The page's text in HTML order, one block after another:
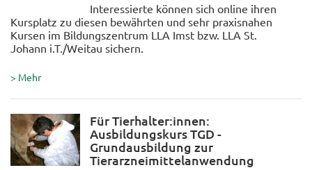
Interessierte können sich online ihren
Kursplatz zu diesen bewährten und sehr praxisnahen
Kursen im Bildungszentrum LLA Imst bzw. LLA St.
Johann i.T./Weitau sichern.
> Mehr
Für Tierhalter:innen:
Ausbildungskurs TGD -
Grundausbildung zur
Tierarzneimittelanwendung